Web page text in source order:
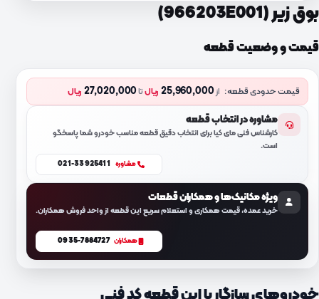
بوق زیر (966203E001)
قیمت و وضعیت قطعه
قیمت حدودی قطعه: از25,960,000 ریالتا27,020,000 ریال
مشاوره در انتخاب قطعه
کارشناس فنی مای کیا برای انتخاب دقیق قطعه مناسب خودرو شما پاسخگو
است.
مشاوره 021-33925411
ویژه مکانیک‌ها و همکاران قطعات
خرید عمده، قیمت همکاری و استعلام سریع این قطعه از واحد فروش همکاران.
همکاران 0935-7884727